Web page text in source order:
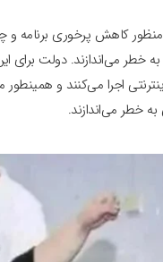
چین از سال ۲۰۲۰، به منظور کاهش
اجرا می‌کنند و
خطر می‌اندازند.